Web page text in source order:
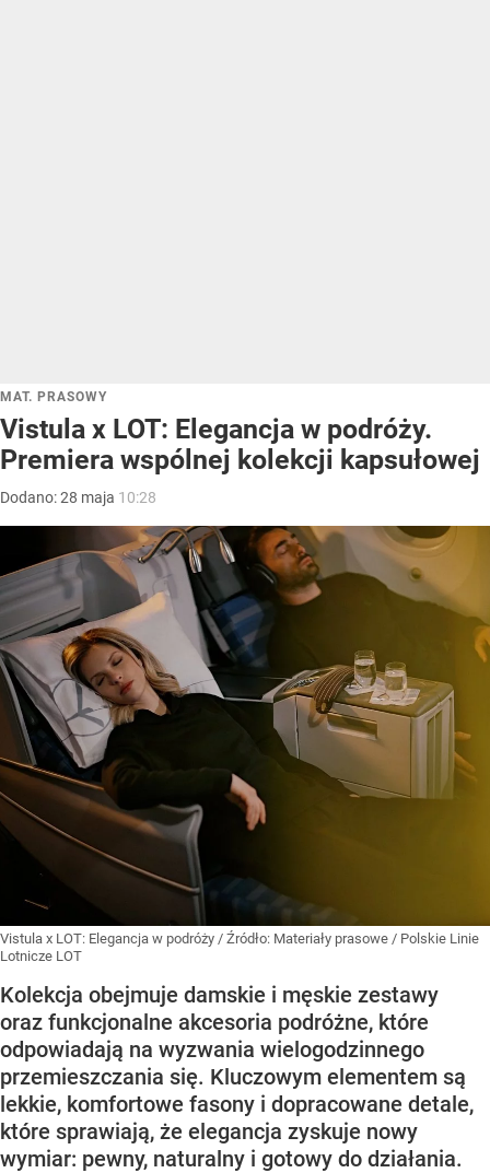
MAT. PRASOWY
Vistula x LOT: Elegancja w podróży.
Premiera wspólnej kolekcji kapsułowej
Dodano:28 maja 10:28
Vistula x LOT: Elegancja w podróży / Źródło: Materiały prasowe / Polskie Linie
Lotnicze LOT
Kolekcja obejmuje damskie i męskie zestawy
oraz funkcjonalne akcesoria podróżne, które
odpowiadają na wyzwania wielogodzinnego
przemieszczania się. Kluczowym elementem są
lekkie, komfortowe fasony i dopracowane detale,
które sprawiają, że elegancja zyskuje nowy
wymiar: pewny, naturalny i gotowy do działania.